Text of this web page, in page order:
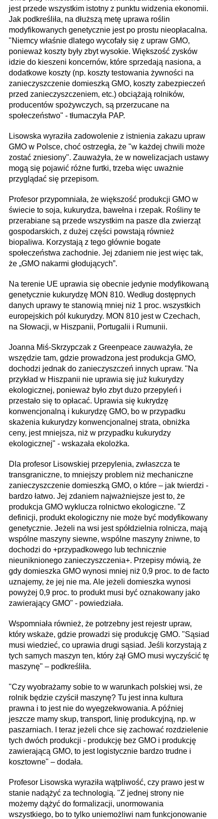
jest przede wszystkim istotny z punktu widzenia ekonomii.
Jak podkreśliła, na dłuższą metę uprawa roślin
modyfikowanych genetycznie jest po prostu nieopłacalna.
"Niemcy właśnie dlatego wycofały się z upraw GMO,
ponieważ koszty były zbyt wysokie. Większość zysków
idzie do kieszeni koncernów, które sprzedają nasiona, a
dodatkowe koszty (np. koszty testowania żywności na
zanieczyszczenie domieszką GMO, koszty zabezpieczeń
przed zanieczyszczeniem, etc.) obciążają rolników,
producentów spożywczych, są przerzucane na
społeczeństwo" - tłumaczyła PAP.
Lisowska wyraziła zadowolenie z istnienia zakazu upraw
GMO w Polsce, choć ostrzegła, że "w każdej chwili może
zostać zniesiony". Zauważyła, że w nowelizacjach ustawy
mogą się pojawić różne furtki, trzeba więc uważnie
przyglądać się przepisom.
Profesor przypomniała, że większość produkcji GMO w
świecie to soja, kukurydza, bawełna i rzepak. Rośliny te
przerabiane są przede wszystkim na pasze dla zwierząt
gospodarskich, z dużej części powstają również
biopaliwa. Korzystają z tego głównie bogate
społeczeństwa zachodnie. Jej zdaniem nie jest więc tak,
że „GMO nakarmi głodujących”.
Na terenie UE uprawia się obecnie jedynie modyfikowaną
genetycznie kukurydzę MON 810. Według dostępnych
danych uprawy te stanowią mniej niż 1 proc. wszystkich
europejskich pól kukurydzy. MON 810 jest w Czechach,
na Słowacji, w Hiszpanii, Portugalii i Rumunii.
Joanna Miś-Skrzypczak z Greenpeace zauważyła, że
wszędzie tam, gdzie prowadzona jest produkcja GMO,
dochodzi jednak do zanieczyszczeń innych upraw. "Na
przykład w Hiszpanii nie uprawia się już kukurydzy
ekologicznej, ponieważ było zbyt dużo przepyleń i
przestało się to opłacać. Uprawia się kukrydzę
konwencjonalną i kukurydzę GMO, bo w przypadku
skażenia kukurydzy konwencjonalnej strata, obniżka
ceny, jest mniejsza, niż w przypadku kukurydzy
ekologicznej" - wskazała ekolożka.
Dla profesor Lisowskiej przepylenia, zwłaszcza te
transgraniczne, to mniejszy problem niż mechaniczne
zanieczyszczenie domieszką GMO, o które – jak twierdzi -
bardzo łatwo. Jej zdaniem najważniejsze jest to, że
produkcja GMO wyklucza rolnictwo ekologiczne. "Z
definicji, produkt ekologiczny nie może być modyfikowany
genetycznie. Jeżeli na wsi jest spółdzielnia rolnicza, mają
wspólne maszyny siewne, wspólne maszyny żniwne, to
dochodzi do +przypadkowego lub technicznie
nieuniknionego zanieczyszczenia+. Przepisy mówią, że
gdy domieszka GMO wynosi mniej niż 0,9 proc. to de facto
uznajemy, że jej nie ma. Ale jeżeli domieszka wynosi
powyżej 0,9 proc. to produkt musi być oznakowany jako
zawierający GMO" - powiedziała.
Wspomniała również, że potrzebny jest rejestr upraw,
który wskaże, gdzie prowadzi się produkcję GMO. "Sąsiad
musi wiedzieć, co uprawia drugi sąsiad. Jeśli korzystają z
tych samych maszyn ten, który żął GMO musi wyczyścić tę
maszynę" – podkreśliła.
"Czy wyobrażamy sobie to w warunkach polskiej wsi, że
rolnik będzie czyścił maszynę? Tu jest inna kultura
prawna i to jest nie do wyegzekwowania. A później
jeszcze mamy skup, transport, linię produkcyjną, np. w
paszarniach. I teraz jeżeli chce się zachować rozdzielenie
tych dwóch produkcji - produkcję bez GMO i produkcję
zawierającą GMO, to jest logistycznie bardzo trudne i
kosztowne" – dodała.
Profesor Lisowska wyraziła wątpliwość, czy prawo jest w
stanie nadążyć za technologią. "Z jednej strony nie
możemy dążyć do formalizacji, unormowania
wszystkiego, bo to tylko uniemożliwi nam funkcjonowanie